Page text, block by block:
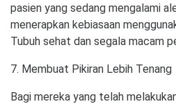
pasien yang sedang mengalami
menerapkan kebiasaan
Tubuh sehat dan segala macam
7. Membuat Pikiran Lebih Tenang
Bagi mereka yang telah